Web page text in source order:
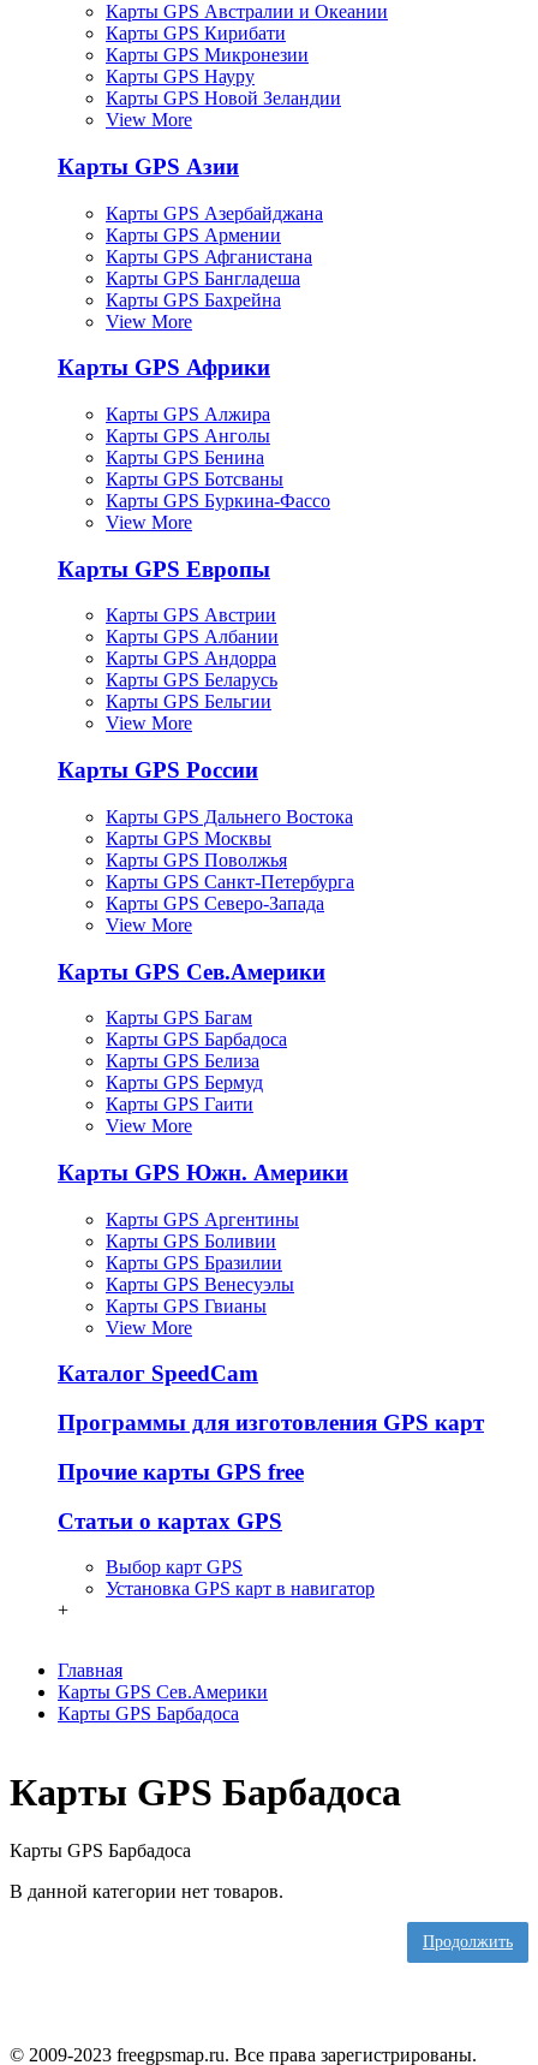
Карты GPS Австралии и Океании
Карты GPS Кирибати
Карты GPS Микронезии
Карты GPS Науру
Карты GPS Новой Зеландии
View More
Карты GPS Азии
Карты GPS Азербайджана
Карты GPS Армении
Карты GPS Афганистана
Карты GPS Бангладеша
Карты GPS Бахрейна
View More
Карты GPS Африки
Карты GPS Алжира
Карты GPS Анголы
Карты GPS Бенина
Карты GPS Ботсваны
Карты GPS Буркина-Фассо
View More
Карты GPS Европы
Карты GPS Австрии
Карты GPS Албании
Карты GPS Андорра
Карты GPS Беларусь
Карты GPS Бельгии
View More
Карты GPS России
Карты GPS Дальнего Востока
Карты GPS Москвы
Карты GPS Поволжья
Карты GPS Санкт-Петербурга
Карты GPS Северо-Запада
View More
Карты GPS Сев.Америки
Карты GPS Багам
Карты GPS Барбадоса
Карты GPS Белиза
Карты GPS Бермуд
Карты GPS Гаити
View More
Карты GPS Южн. Америки
Карты GPS Аргентины
Карты GPS Боливии
Карты GPS Бразилии
Карты GPS Венесуэлы
Карты GPS Гвианы
View More
Каталог SpeedCam
Программы для изготовления GPS карт
Прочие карты GPS free
Статьи о картах GPS
Выбор карт GPS
Установка GPS карт в навигатор
+
Главная
Карты GPS Сев.Америки
Карты GPS Барбадоса
Карты GPS Барбадоса
Карты GPS Барбадоса
В данной категории нет товаров.
Продолжить
© 2009-2023 freegpsmap.ru. Все права зарегистрированы.